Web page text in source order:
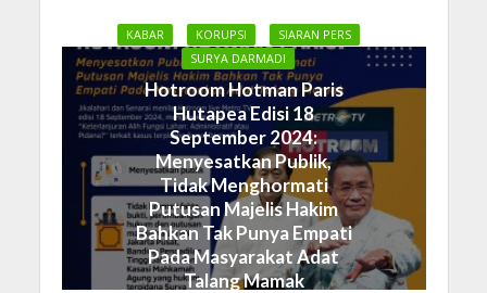
KABAR KORUPSI
SIARAN PERS
SURYA DARMADI
Hotroom Hotman Paris
Hutapea Edisi 18
September 2024:
Menyesatkan Publik,
Tidak Menghormati
Putusan Majelis Hakim
Bahkan Tak Punya Empati
Pada Masyarakat Adat
Talang Mamak